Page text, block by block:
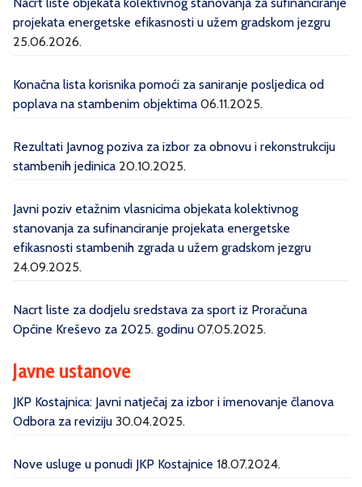
projekata energetske efikasnosti u užem gradskom jezgru
25.06.2026.
Konačna lista korisnika pomoći za saniranje posljedica od
poplava na stambenim objektima 06.11.2025.
Rezultati Javnog poziva za izbor za obnovu i rekonstrukciju
stambenih jedinica 20.10.2025.
Javni poziv etažnim vlasnicima objekata kolektivnog
stanovanja za sufinanciranje projekata energetske
efikasnosti stambenih zgrada u užem gradskom jezgru
24.09.2025.
Nacrt liste za dodjelu sredstava za sport iz Proračuna
Općine Kreševo za 2025. godinu 07.05.2025.
Javne ustanove
JKP Kostajnica: Javni natječaj za izbor i imenovanje članova
Odbora za reviziju 30.04.2025.
Nove usluge u ponudi JKP Kostajnice 18.07.2024.